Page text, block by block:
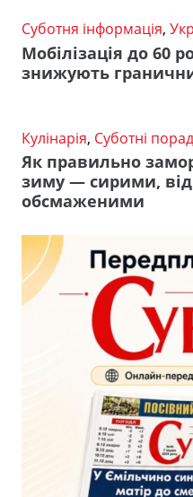
Суботня інформація,
Мобілізація до 60
знижують
Кулінарія, Суботні
Як правильно
зиму — сирими,
обсмаженими